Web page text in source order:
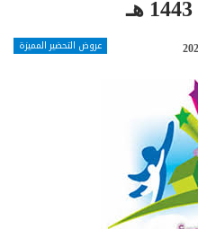
عروض التحضير المميزة